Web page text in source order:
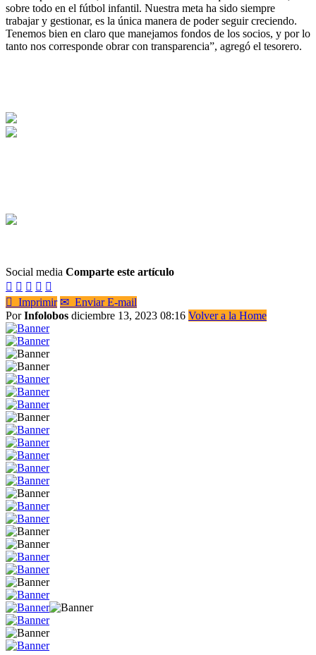
sobre todo en el fútbol infantil. Nuestra meta ha sido siempre
trabajar y gestionar, es la única manera de poder seguir creciendo.
Tenemos bien en claro que manejamos fondos de los socios, y por lo
tanto nos corresponde obrar con transparencia”, agregó el tesorero.
Social media Comparte este artículo
    
 Imprimir ✉ Enviar E-mail
PorInfolobos diciembre 13, 2023 08:16 Volver a la Home